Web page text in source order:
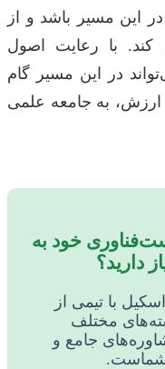
این مسیر باشد و از
با رعایت اصول
در این مسیر گام
ارزش، به جامعه علمی
خود به
دارید؟
با تیمی از
مختلف
جامع و